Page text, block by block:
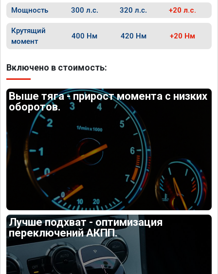
Мощность 300 л.с. 320 л.с. +20 л.с.
Крутящий
момент
400 Нм 420 Нм +20 Нм
Включено в стоимость:
Выше тяга - прирост момента с низких
оборотов.
Лучше подхват - оптимизация
переключений АКПП.